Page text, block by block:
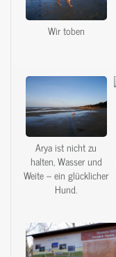
Wir toben
Arya ist nicht zu
halten, Wasser und
Weite – ein glücklicher
Hund.